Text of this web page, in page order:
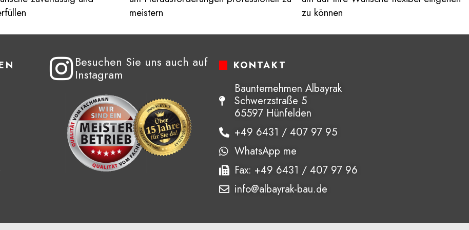
nicht nur exzellente
Engagement. Wir sind
mit dem Ergebnis und
empfehlen!
gegeben.
Hier wird nicht nur exzellente
menschliches Engagement. Wir sind
können dieses Bauunternehmen jedem nur
wärmstens empfehlen!
meistern
zu können
Besuchen Sie uns auch auf
Instagram
KONTAKT
Baunternehmen Albayrak
Schwerzstraße 5
65597 Hünfelden
+49 6431 / 407 97 95
WhatsApp me
Fax: +49 6431 / 407 97 96
info@albayrak-bau.de